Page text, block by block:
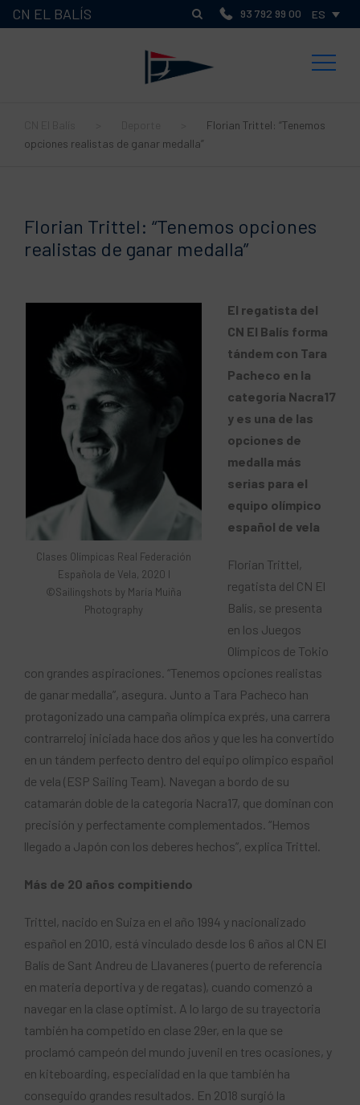
CN EL BALÍS 93 792 99 00 ES
Florian Trittel: “Tenemos
opciones realistas de ganar medalla”
Florian Trittel: “Tenemos opciones
realistas de ganar medalla”
Clases Olímpicas Real Federación
Española de Vela, 2020 I
©Sailingshots by María Muiña
Photography
El regatista del
CN El Balís forma
tándem con Tara
Pacheco en la
categoría Nacra17
y es una de las
opciones de
medalla más
serias para el
equipo olímpico
español de vela
Florian Trittel,
regatista del CN El
Balís, se presenta
en los Juegos
Olímpicos de Tokio
con grandes aspiraciones. “Tenemos opciones realistas
de ganar medalla”, asegura. Junto a Tara Pacheco han
protagonizado una campaña olímpica exprés, una carrera
contrarreloj iniciada hace dos años y que les ha convertido
en un tándem perfecto dentro del equipo olímpico español
de vela (ESP Sailing Team). Navegan a bordo de su
catamarán doble de la categoría Nacra17, que dominan con
precisión y perfectamente complementados. “Hemos
llegado a Japón con los deberes hechos”, explica Trittel.
Más de 20 años compitiendo
Trittel, nacido en Suiza en el año 1994 y nacionalizado
español en 2010, está vinculado desde los 6 años al CN El
Balís de Sant Andreu de Llavaneres (puerto de referencia
en materia deportiva y de regatas), cuando comenzó a
navegar en la clase optimist. A lo largo de su trayectoria
también ha competido en clase 29er, en la que se
proclamó campeón del mundo juvenil en tres ocasiones, y
en kiteboarding, especialidad en la que también ha
conseguido grandes resultados. En 2018 surgió la